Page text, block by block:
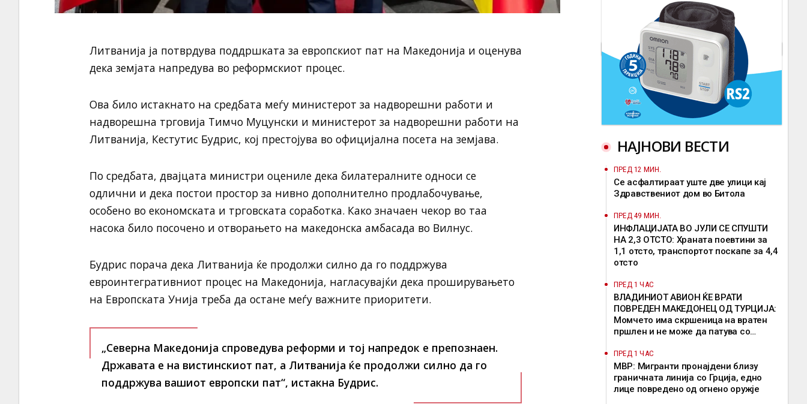
Литванија ја потврдува поддршката за европскиот пат на Македонија и оценува
дека земјата напредува во реформскиот процес.
Ова било истакнато на средбата меѓу министерот за надворешни работи и
надворешна трговија Тимчо Муцунски и министерот за надворешни работи на
Литванија, Кестутис Будрис, кој престојува во официјална посета на земјава.
По средбата, двајцата министри оцениле дека билатералните односи се
одлични и дека постои простор за нивно дополнително продлабочување,
особено во економската и трговската соработка. Како значаен чекор во таа
насока било посочено и отворањето на македонска амбасада во Вилнус.
Будрис порача дека Литванија ќе продолжи силно да го поддржува
евроинтегративниот процес на Македонија, нагласувајќи дека проширувањето
на Европската Унија треба да остане меѓу важните приоритети.
„Северна Македонија спроведува реформи и тој напредок е препознаен.
Државата е на вистинскиот пат, а Литванија ќе продолжи силно да го
поддржува вашиот европски пат“, истакна Будрис.
НАЈНОВИ ВЕСТИ
ПРЕД 12 МИН.
Се асфалтираат уште две улици кај
Здравствениот дом во Битола
ПРЕД 49 МИН.
ИНФЛАЦИЈАТА ВО ЈУЛИ СЕ СПУШТИ
НА 2,3 ОТСТО: Храната поевтини за
1,1 отсто, транспортот поскапе за 4,4
отсто
ПРЕД 1 ЧАС
ВЛАДИНИОТ АВИОН ЌЕ ВРАТИ
ПОВРЕДЕН МАКЕДОНЕЦ ОД ТУРЦИЈА:
Момчето има скршеница на вратен
пршлен и не може да патува со
ПРЕД 1 ЧАС
МВР: Мигранти пронајдени близу
граничната линија со Грција, едно
лице повредено од огнено оружје